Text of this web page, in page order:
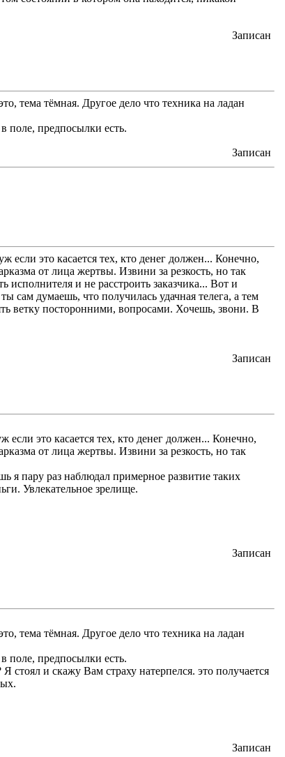
Записан
тема тёмная. Другое дело что техника на ладан
поле, предпосылки есть.
Записан
это касается тех, кто денег должен... Конечно,
от лица жертвы. Извини за резкость, но так
и не расстроить заказчика... Вот и
сам думаешь, что получилась удачная телега, а тем
ветку посторонними, вопросами. Хочешь, звони. В
Записан
это касается тех, кто денег должен... Конечно,
от лица жертвы. Извини за резкость, но так
я пару раз наблюдал примерное развитие таких
Увлекательное зрелище.
Записан
тема тёмная. Другое дело что техника на ладан
поле, предпосылки есть.
стоял и скажу Вам страху натерпелся. это получается
Записан